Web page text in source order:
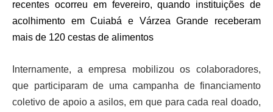
recentes ocorreu em fevereiro, quando instituições de
acolhimento em Cuiabá e Várzea Grande receberam
mais de 120 cestas de alimentos
Internamente, a empresa mobilizou os colaboradores,
que participaram de uma campanha de financiamento
coletivo de apoio a asilos, em que para cada real doado,